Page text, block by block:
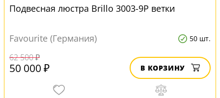
Подвесная люстра Brillo 3003-9P ветки
Favourite (Германия) 50 шт.
62 500 ₽
50 000 ₽ В КОРЗИНУ